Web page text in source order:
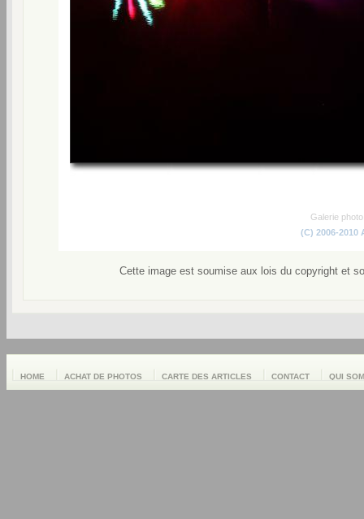
Galerie
(C) 2006-2010
Cette image est soumise aux lois du copyright et
HOME ACHAT DE PHOTOS CARTE DES ARTICLES CONTACT QUI